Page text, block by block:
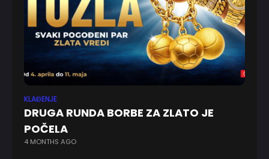
KLAĐENJE
DRUGA RUNDA BORBE ZA ZLATO JE
POČELA
4 MONTHS AGO